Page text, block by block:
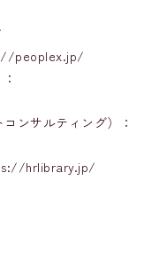
peoplex.jp/
ンサルティング）：
hrlibrary.jp/